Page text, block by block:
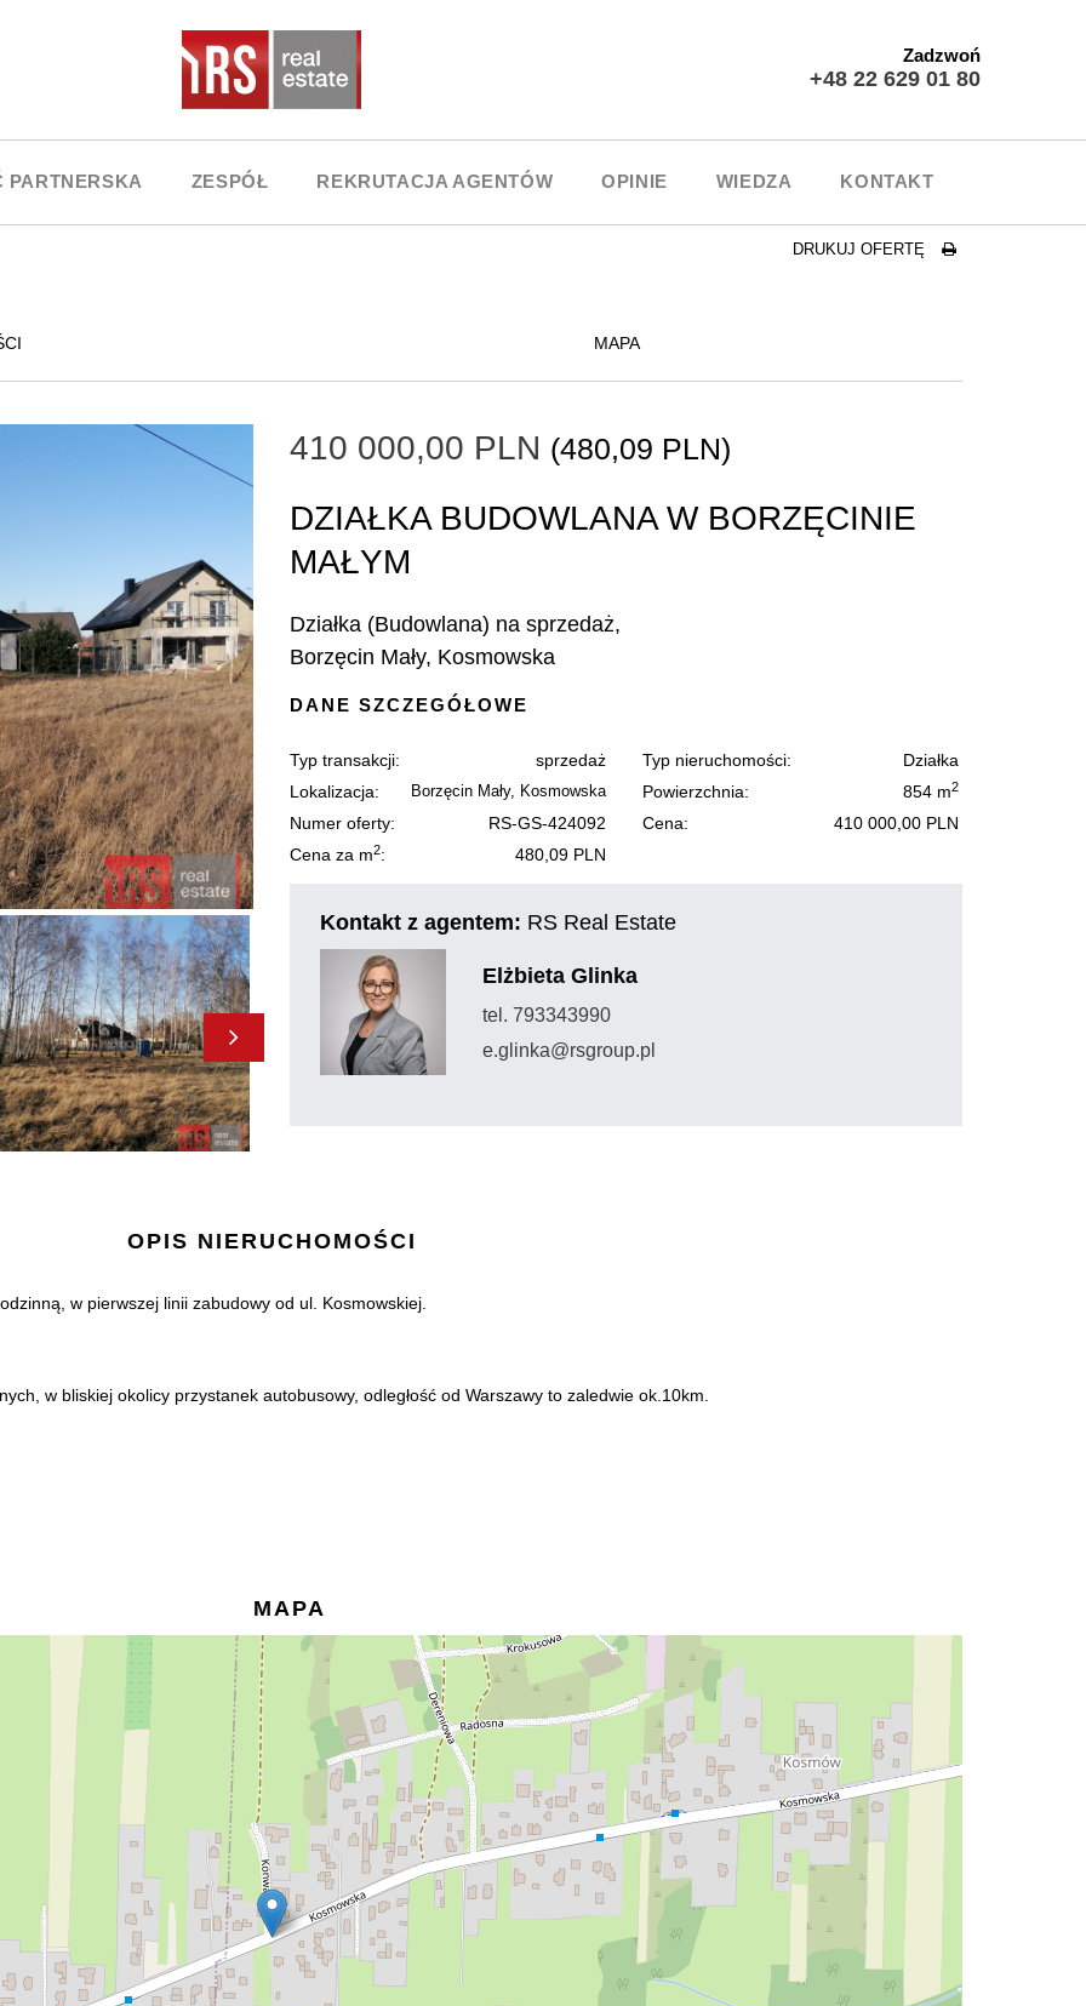
Zadzwoń
+48 22 629 01 80
PARTNERSKA ZESPÓŁ REKRUTACJA AGENTÓW OPINIE WIEDZA KONTAKT
DRUKUJ OFERTĘ
MAPA
410 000,00 PLN (480,09 PLN)
DZIAŁKA BUDOWLANA W BORZĘCINIE
MAŁYM
Działka (Budowlana) na sprzedaż,
Borzęcin Mały, Kosmowska
DANE SZCZEGÓŁOWE
Typ transakcji: sprzedaż Typ nieruchomości:
Działka
Lokalizacja:
Borzęcin Mały, Kosmowska Powierzchnia: 854 m2
Numer oferty: RS-GS-424092 Cena:
410 000,00 PLN
Cena za m2: 480,09 PLN
Kontakt z agentem: RS Real Estate
Elżbieta Glinka
tel. 793343990
e.glinka@rsgroup.pl
OPIS NIERUCHOMOŚCI
w pierwszej linii zabudowy od ul. Kosmowskiej.
w bliskiej okolicy przystanek autobusowy, odległość od Warszawy to zaledwie ok.10km.
MAPA